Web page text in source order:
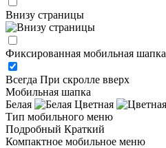
Внизу страницы
Фиксированная мобильная шапка
Всегда При скролле вверх
Мобильная шапка
Белая
Цветная
Тип мобильного меню
Подробный Краткий
Компактное мобильное меню